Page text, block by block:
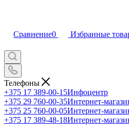
Сравнение0 Избранные
Телефоны
+375 17 389-00-15Инфоцентр
+375 29 760-00-35Интернет-
+375 25 760-00-05Интернет-
+375 17 389-48-18Интернет-